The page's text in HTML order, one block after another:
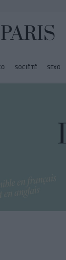
SOCIÉTÉ SEXO